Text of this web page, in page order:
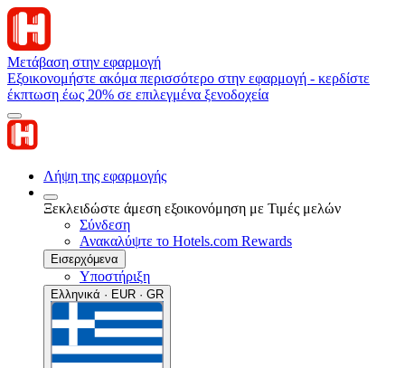
Μετάβαση στην εφαρμογή
Εξοικονομήστε ακόμα περισσότερο στην εφαρμογή - κερδίστε
έκπτωση έως 20% σε επιλεγμένα ξενοδοχεία
Λήψη της εφαρμογής
Ξεκλειδώστε άμεση εξοικονόμηση με Τιμές μελών
Σύνδεση
Ανακαλύψτε το Hotels.com Rewards
Εισερχόμενα
Υποστήριξη
Ελληνικά · EUR · GR